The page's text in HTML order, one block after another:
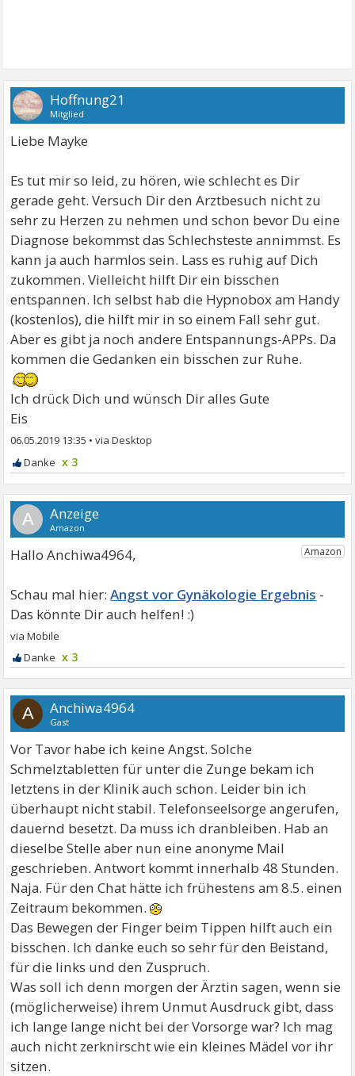
Hoffnung21
Mitglied
Liebe Mayke
Es tut mir so leid, zu hören, wie schlecht es Dir
gerade geht. Versuch Dir den Arztbesuch nicht zu
sehr zu Herzen zu nehmen und schon bevor Du eine
Diagnose bekommst das Schlechsteste annimmst. Es
kann ja auch harmlos sein. Lass es ruhig auf Dich
zukommen. Vielleicht hilft Dir ein bisschen
entspannen. Ich selbst hab die Hypnobox am Handy
(kostenlos), die hilft mir in so einem Fall sehr gut.
Aber es gibt ja noch andere Entspannungs-APPs. Da
kommen die Gedanken ein bisschen zur Ruhe.
Ich drück Dich und wünsch Dir alles Gute
Eis
06.05.2019 13:35 •
x 3
A
Hallo Anchiwa4964,
Angst vor Gynäkologie Ergebnis
x 3
A Anchiwa4964
Gast
Vor Tavor habe ich keine Angst. Solche
Schmelztabletten für unter die Zunge bekam ich
letztens in der Klinik auch schon. Leider bin ich
überhaupt nicht stabil. Telefonseelsorge angerufen,
dauernd besetzt. Da muss ich dranbleiben. Hab an
dieselbe Stelle aber nun eine anonyme Mail
geschrieben. Antwort kommt innerhalb 48 Stunden.
Naja. Für den Chat hätte ich frühestens am 8.5. einen
Zeitraum bekommen.
Das Bewegen der Finger beim Tippen hilft auch ein
bisschen. Ich danke euch so sehr für den Beistand,
für die links und den Zuspruch.
Was soll ich denn morgen der Ärztin sagen, wenn sie
(möglicherweise) ihrem Unmut Ausdruck gibt, dass
ich lange lange nicht bei der Vorsorge war? Ich mag
auch nicht zerknirscht wie ein kleines Mädel vor ihr
sitzen.